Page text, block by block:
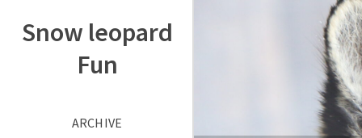
Snow leopard
Fun
ARCHIVE